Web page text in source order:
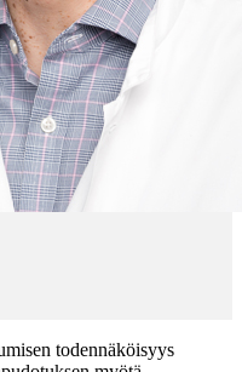
todennäköisyys